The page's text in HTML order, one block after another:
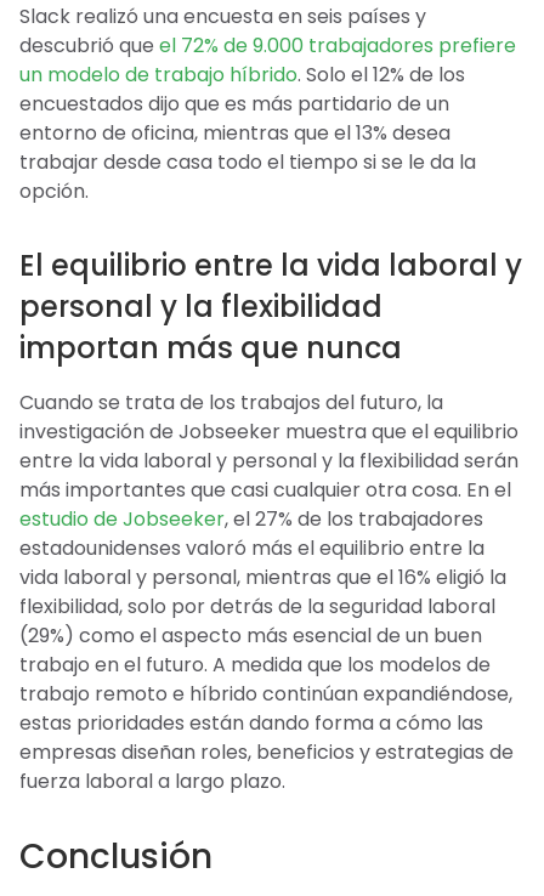
Slack realizó una encuesta en seis países y
descubrió que el 72% de 9.000 trabajadores prefiere
un modelo de trabajo híbrido. Solo el 12% de los
encuestados dijo que es más partidario de un
entorno de oficina, mientras que el 13% desea
trabajar desde casa todo el tiempo si se le da la
opción.
El equilibrio entre la vida laboral y
personal y la flexibilidad
importan más que nunca
Cuando se trata de los trabajos del futuro, la
investigación de Jobseeker muestra que el equilibrio
entre la vida laboral y personal y la flexibilidad serán
más importantes que casi cualquier otra cosa. En el
estudio de Jobseeker, el 27% de los trabajadores
estadounidenses valoró más el equilibrio entre la
vida laboral y personal, mientras que el 16% eligió la
flexibilidad, solo por detrás de la seguridad laboral
(29%) como el aspecto más esencial de un buen
trabajo en el futuro. A medida que los modelos de
trabajo remoto e híbrido continúan expandiéndose,
estas prioridades están dando forma a cómo las
empresas diseñan roles, beneficios y estrategias de
fuerza laboral a largo plazo.
Conclusión